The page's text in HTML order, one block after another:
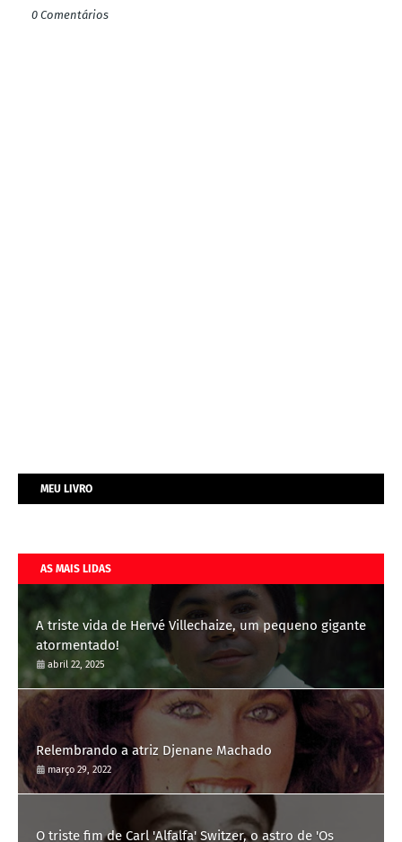
0 Comentários
MEU LIVRO
AS MAIS LIDAS
A triste vida de Hervé Villechaize, um pequeno gigante
atormentado!
abril 22, 2025
Relembrando a atriz Djenane Machado
março 29, 2022
O triste fim de Carl 'Alfalfa' Switzer, o astro de 'Os